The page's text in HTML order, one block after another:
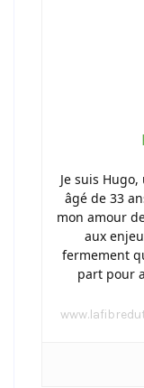
Je suis
âgé de 33
mon amour
aux
fermement
part pour